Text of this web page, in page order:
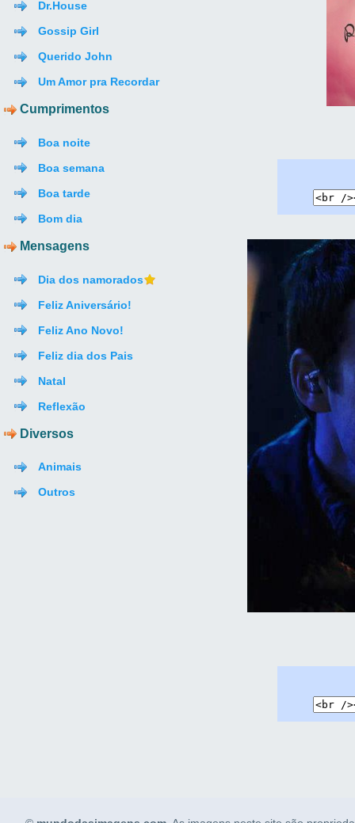
Dr.House
Gossip Girl
Querido John
Um Amor pra Recordar
Cumprimentos
Boa noite
Boa semana
Boa tarde
Bom dia
Mensagens
Dia dos namorados
Feliz Aniversário!
Feliz Ano Novo!
Feliz dia dos Pais
Natal
Reflexão
Diversos
Animais
Outros